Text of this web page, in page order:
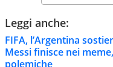
Leggi anche:
FIFA, l’Argentina
Messi finisce nei
polemiche